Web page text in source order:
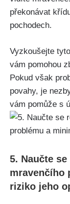
překonávat
pochodech.
Vyzkoušejte
vám pomohou
‌Pokud ‍však
povahy, je
vám ⁢pomůže s⁢
5. Naučte
mravenčího
riziko jeho‍